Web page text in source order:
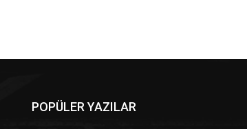
POPÜLER YAZILAR